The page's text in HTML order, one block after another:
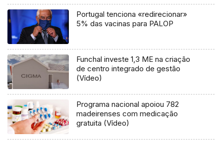
Portugal tenciona «redirecionar»
5% das vacinas para PALOP
Funchal investe 1,3 ME na criação
de centro integrado de gestão
(Vídeo)
Programa nacional apoiou 782
madeirenses com medicação
gratuita (Vídeo)